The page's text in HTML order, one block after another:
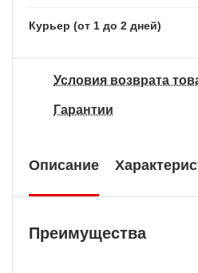
Курьер (от 1 до 2 дней)
Условия возврата
Гарантии
Описание
Преимущества